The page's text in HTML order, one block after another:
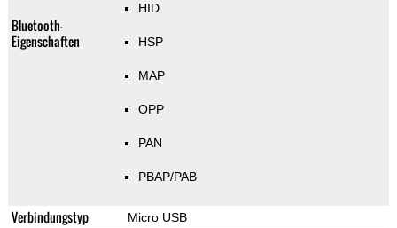
Bluetooth-
Eigenschaften
HID
HSP
MAP
OPP
PAN
PBAP/PAB
Verbindungstyp Micro USB